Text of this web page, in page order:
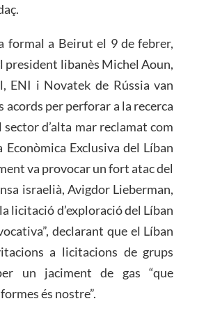
formal a Beirut el 9 de febrer,
president libanès Michel Aoun,
ENI i Novatek de Rússia van
acords per perforar a la recerca
d’alta mar reclamat com
Exclusiva del Líban
va provocar un fort atac del
israelià, Avigdor Lieberman,
licitació d’exploració del Líban
declarant que el Líban
a licitacions de grups
un jaciment de gas “que
és nostre”.